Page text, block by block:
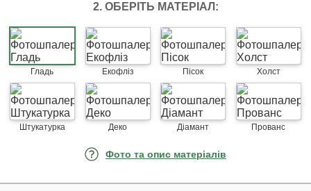
2. ОБЕРІТЬ МАТЕРІАЛ:
Гладь Екофліз Пісок Холст
Штукатурка Деко Діамант Прованс
Фото та опис матеріалів